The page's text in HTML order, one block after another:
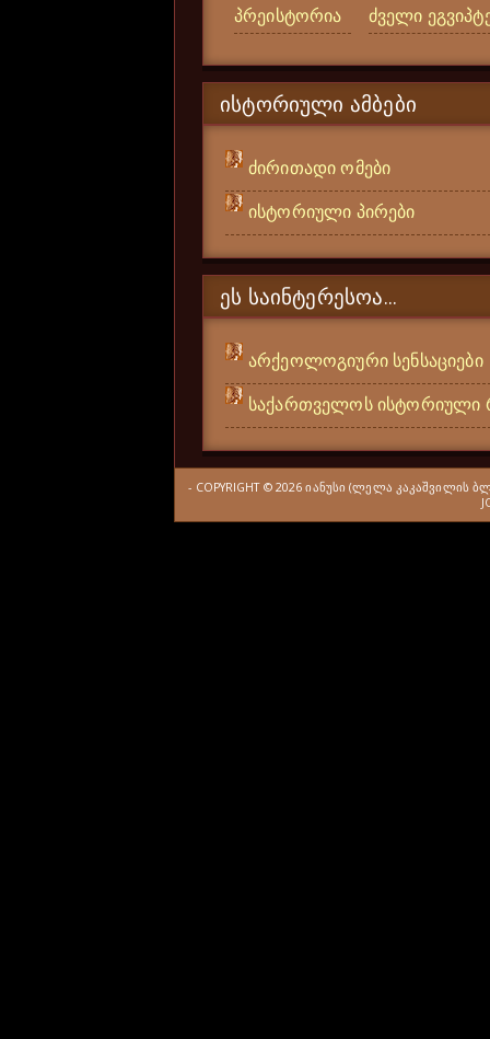
პრეისტორია ძველი
ᲘᲡᲢᲝᲠᲘᲣᲚᲘ ᲐᲛᲑᲔᲑᲘ
ძირითადი ომები
ისტორიული პირები
ᲔᲡ ᲡᲐᲘᲜᲢᲔᲠᲔᲡᲝᲐ...
არქეოლოგიური სენსაციები
საქართველოს ისტორიული
- COPYRIGHT © 2026ᲘᲐᲜᲣᲡᲘ (ᲚᲔᲚᲐ ᲙᲐᲙᲐᲨᲕᲘᲚᲘᲡ